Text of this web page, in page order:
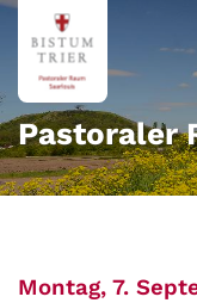
Zum Inhalt springen
Pastoraler
Montag, 7.